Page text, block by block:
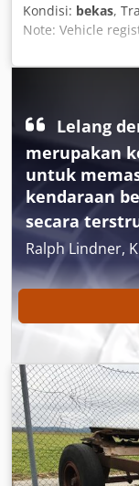
Kondisi: bekas,
Note: Vehicle
wiring missing /
Trailer:
2220/1085/H420
brake unit: Hahn
Drawbar load: 100
Unladen weight:
condition
Lelang
merupakan
untuk
kendaraan
secara
Ralph Lindner,